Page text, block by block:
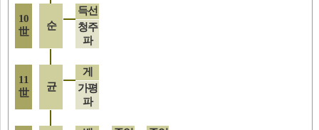
10
世
순
득선
청주
파
11
世
균
게
가평
파